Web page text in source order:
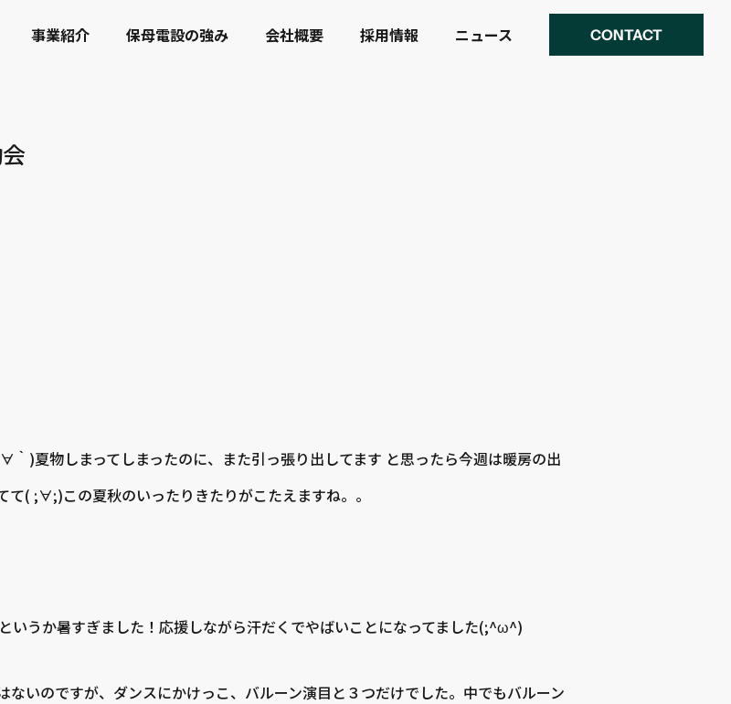
)夏物しまってしまったのに、また引っ張り出してます と思ったら今週は暖房の出
( ;∀;)この夏秋のいったりきたりがこたえますね。。
いうか暑すぎました！応援しながら汗だくでやばいことになってました(;^ω^)
いのですが、ダンスにかけっこ、バルーン演目と３つだけでした。中でもバルーン
事業紹介 保母電設の強み 会社概要 採用情報 ニュース CONTACT